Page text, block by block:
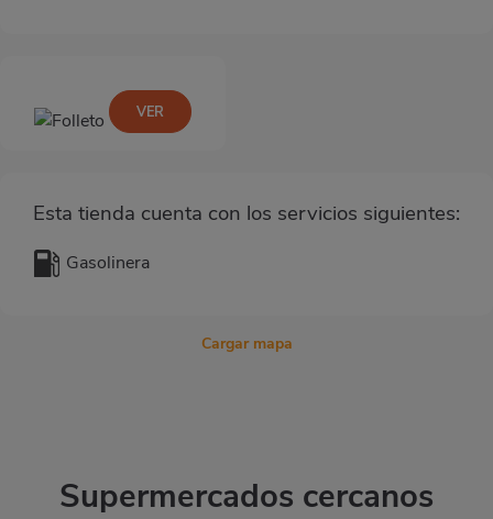
Esta tienda cuenta con los servicios siguientes:
Gasolinera
VER
Cargar mapa
Supermercados cercanos